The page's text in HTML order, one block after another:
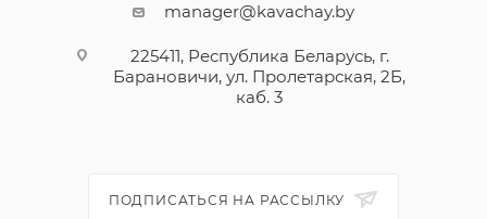
manager@kavachay.by
225411, Республика Беларусь, г.
Барановичи, ул. Пролетарская, 2Б,
каб. 3
ПОДПИСАТЬСЯ НА РАССЫЛКУ